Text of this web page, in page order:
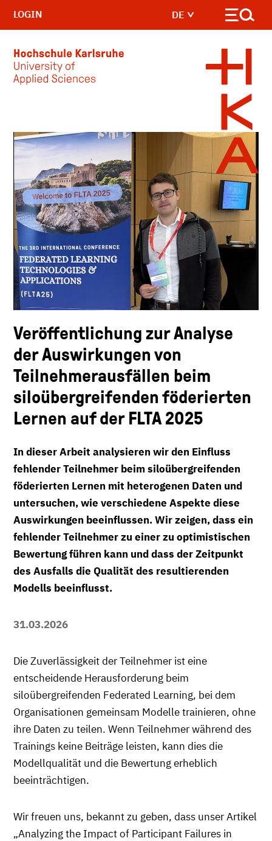
DE
LOGIN
Veröffentlichung zur Analyse
der Auswirkungen von
Teilnehmerausfällen beim
siloübergreifenden föderierten
Lernen auf der FLTA 2025
In dieser Arbeit analysieren wir den Einfluss
fehlender Teilnehmer beim siloübergreifenden
föderierten Lernen mit heterogenen Daten und
untersuchen, wie verschiedene Aspekte diese
Auswirkungen beeinflussen. Wir zeigen, dass ein
fehlender Teilnehmer zu einer zu optimistischen
Bewertung führen kann und dass der Zeitpunkt
des Ausfalls die Qualität des resultierenden
Modells beeinflusst.
31.03.2026
Die Zuverlässigkeit der Teilnehmer ist eine
entscheidende Herausforderung beim
siloübergreifenden Federated Learning, bei dem
Organisationen gemeinsam Modelle trainieren, ohne
ihre Daten zu teilen. Wenn Teilnehmer während des
Trainings keine Beiträge leisten, kann dies die
Modellqualität und die Bewertung erheblich
beeinträchtigen.
Wir freuen uns, bekannt zu geben, dass unser Artikel
„Analyzing the Impact of Participant Failures in